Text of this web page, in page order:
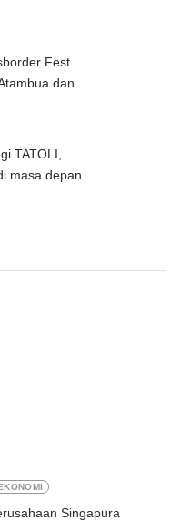
Fest
dan
TATOLI,
masa depan
Singapura